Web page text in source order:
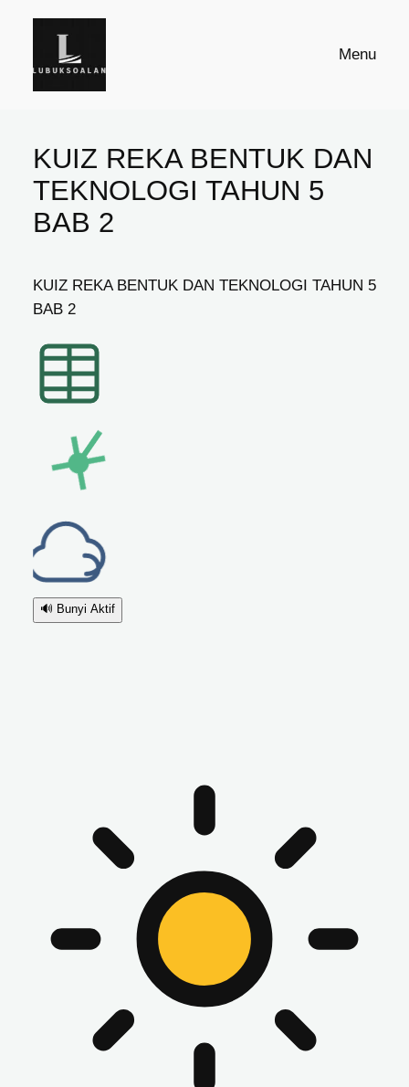
Menu
KUIZ REKA BENTUK DAN
TEKNOLOGI TAHUN 5
BAB 2
KUIZ REKA BENTUK DAN TEKNOLOGI TAHUN 5
BAB 2
🔊 Bunyi Aktif